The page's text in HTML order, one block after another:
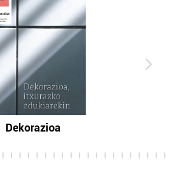
Dekorazioa